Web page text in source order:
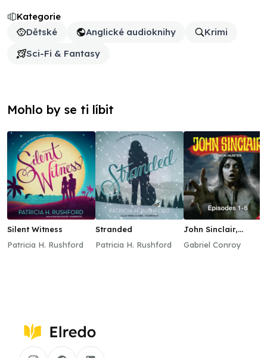
Kategorie
Dětské
Anglické audioknihy
Krimi
Sci-Fi & Fantasy
Mohlo by se ti líbit
Silent Witness
Patricia H. Rushford
Stranded
Patricia H. Rushford
John Sinclair,
Gabriel Conroy